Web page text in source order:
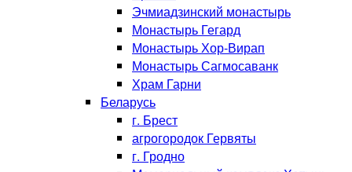
Эчмиадзинский монастырь
Монастырь Гегард
Монастырь Хор-Вирап
Монастырь Сагмосаванк
Храм Гарни
Беларусь
г. Брест
агрогородок Гервяты
г. Гродно